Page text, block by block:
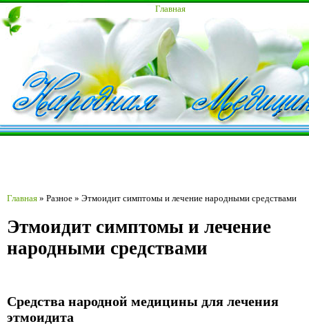
Главная
Главная » Разное » Этмоидит симптомы и лечение народными средствами
Этмоидит симптомы и лечение
народными средствами
Средства народной медицины для лечения
этмоидита